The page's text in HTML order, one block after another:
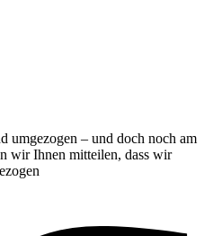
umgezogen – und doch noch am
wir Ihnen mitteilen, dass wir